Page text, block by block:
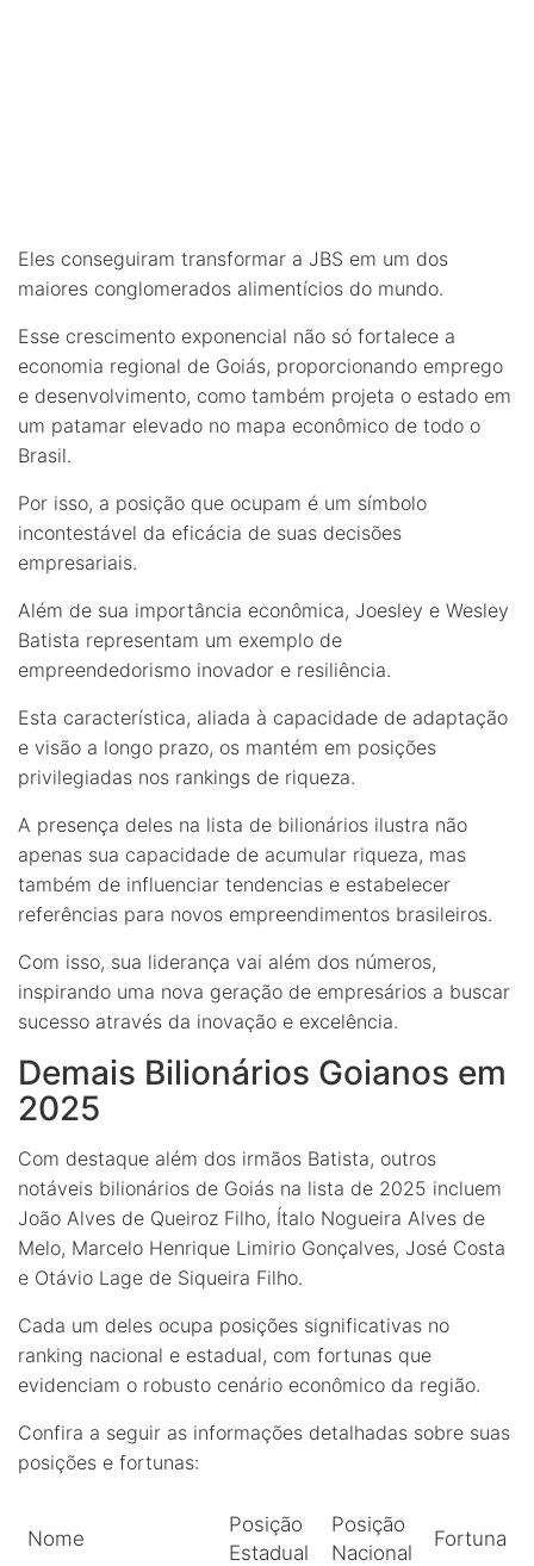
Eles conseguiram transformar a JBS em um dos
maiores conglomerados alimentícios do mundo.
Esse crescimento exponencial não só fortalece a
economia regional de Goiás, proporcionando emprego
e desenvolvimento, como também projeta o estado em
um patamar elevado no mapa econômico de todo o
Brasil.
Por isso, a posição que ocupam é um símbolo
incontestável da eficácia de suas decisões
empresariais.
Além de sua importância econômica, Joesley e Wesley
Batista representam um exemplo de
empreendedorismo inovador e resiliência.
Esta característica, aliada à capacidade de adaptação
e visão a longo prazo, os mantém em posições
privilegiadas nos rankings de riqueza.
A presença deles na lista de bilionários ilustra não
apenas sua capacidade de acumular riqueza, mas
também de influenciar tendencias e estabelecer
referências para novos empreendimentos brasileiros.
Com isso, sua liderança vai além dos números,
inspirando uma nova geração de empresários a buscar
sucesso através da inovação e excelência.
Demais Bilionários Goianos em
2025
Com destaque além dos irmãos Batista, outros
notáveis bilionários de Goiás na lista de 2025 incluem
João Alves de Queiroz Filho, Ítalo Nogueira Alves de
Melo, Marcelo Henrique Limirio Gonçalves, José Costa
e Otávio Lage de Siqueira Filho.
Cada um deles ocupa posições significativas no
ranking nacional e estadual, com fortunas que
evidenciam o robusto cenário econômico da região.
Confira a seguir as informações detalhadas sobre suas
posições e fortunas:
Nome
Posição
Estadual
Posição
Nacional
Fortuna